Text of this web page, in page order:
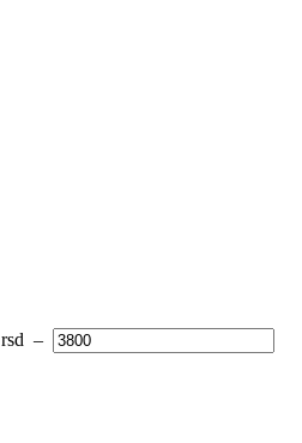
rsd –